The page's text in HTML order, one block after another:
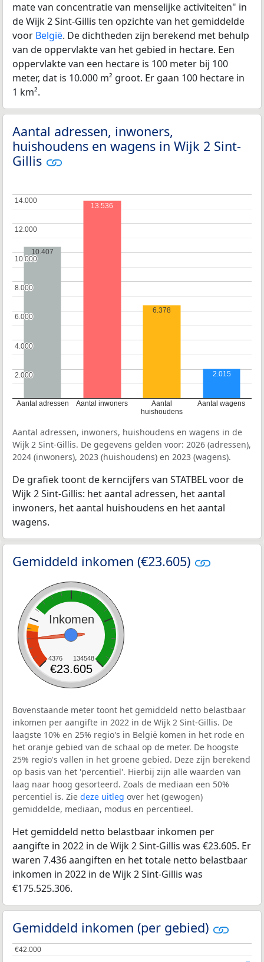
mate van concentratie van menselijke activiteiten" in
de Wijk 2 Sint-Gillis ten opzichte van het gemiddelde
voor België. De dichtheden zijn berekend met behulp
van de oppervlakte van het gebied in hectare. Een
oppervlakte van een hectare is 100 meter bij 100
meter, dat is 10.000 m² groot. Er gaan 100 hectare in
1 km².
Aantal adressen, inwoners,
huishoudens en wagens in Wijk 2 Sint-
Gillis
Aantal adressen Aantal inwoners
Aantal
huishoudens
Aantal wagens
2.000
2.000
4.000
4.000
6.000
6.000
8.000
8.000
10.000
10.000
12.000
12.000
14.000
14.000
10.407
13.536
6.378
2.015
Aantal adressen, inwoners, huishoudens en wagens in de
Wijk 2 Sint-Gillis. De gegevens gelden voor: 2026 (adressen),
2024 (inwoners), 2023 (huishoudens) en 2023 (wagens).
De grafiek toont de kerncijfers van STATBEL voor de
Wijk 2 Sint-Gillis: het aantal adressen, het aantal
inwoners, het aantal huishoudens en het aantal
wagens.
Gemiddeld inkomen (€23.605)
Inkomen
4376 134548
€23.605
Bovenstaande meter toont het gemiddeld netto belastbaar
inkomen per aangifte in 2022 in de Wijk 2 Sint-Gillis. De
laagste 10% en 25% regio's in België komen in het rode en
het oranje gebied van de schaal op de meter. De hoogste
25% regio's vallen in het groene gebied. Deze zijn berekend
op basis van het 'percentiel'. Hierbij zijn alle waarden van
laag naar hoog gesorteerd. Zoals de mediaan een 50%
percentiel is. Zie deze uitleg over het (gewogen)
gemiddelde, mediaan, modus en percentieel.
Het gemiddeld netto belastbaar inkomen per
aangifte in 2022 in de Wijk 2 Sint-Gillis was €23.605. Er
waren 7.436 aangiften en het totale netto belastbaar
inkomen in 2022 in de Wijk 2 Sint-Gillis was
€175.525.306.
Gemiddeld inkomen (per gebied)
€42.000
€42.000